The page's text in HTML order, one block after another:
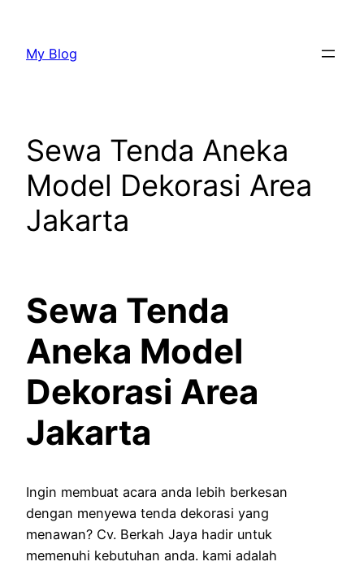
konten
My Blog
Sewa Tenda Aneka
Model Dekorasi Area
Jakarta
Sewa Tenda
Aneka Model
Dekorasi Area
Jakarta
Ingin membuat acara anda lebih berkesan
dengan menyewa tenda dekorasi yang
menawan? Cv. Berkah Jaya hadir untuk
memenuhi kebutuhan anda. kami adalah